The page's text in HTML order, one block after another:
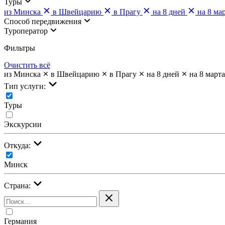
из Минска
в Швейцарию в Прагу на 8 дней
на 8
Cпособ передвижения
Туроператор
Фильтры
Очистить всё
из Минска
в Швейцарию в Прагу на 8 дней
на 8 марта
Тип услуги:
Туры
Экскурсии
Откуда:
Минск
Страна:
Германия